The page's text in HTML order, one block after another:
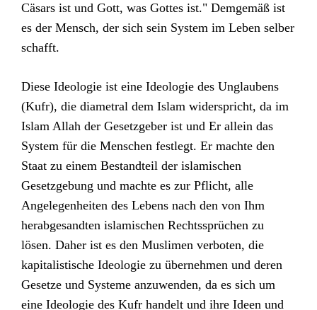
Cäsars ist und Gott, was Gottes ist." Demgemäß ist
es der Mensch, der sich sein System im Leben selber
schafft.
Diese Ideologie ist eine Ideologie des Unglaubens
(Kufr), die diametral dem Islam widerspricht, da im
Islam Allah der Gesetzgeber ist und Er allein das
System für die Menschen festlegt. Er machte den
Staat zu einem Bestandteil der islamischen
Gesetzgebung und machte es zur Pflicht, alle
Angelegenheiten des Lebens nach den von Ihm
herabgesandten islamischen Rechtssprüchen zu
lösen. Daher ist es den Muslimen verboten, die
kapitalistische Ideologie zu übernehmen und deren
Gesetze und Systeme anzuwenden, da es sich um
eine Ideologie des Kufr handelt und ihre Ideen und